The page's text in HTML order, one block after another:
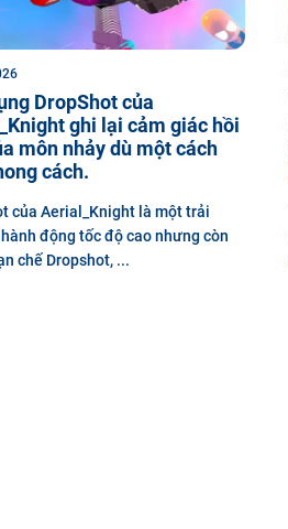
DropShot của
ghi lại cảm giác hồi
môn nhảy dù một cách
cách.
của Aerial_Knight là một trải
động tốc độ cao nhưng còn
chế Dropshot, ...